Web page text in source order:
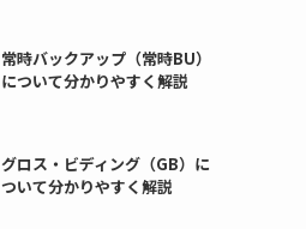
常時バックアップ（常時BU）
について分かりやすく解説
グロス・ビディング（GB）に
ついて分かりやすく解説